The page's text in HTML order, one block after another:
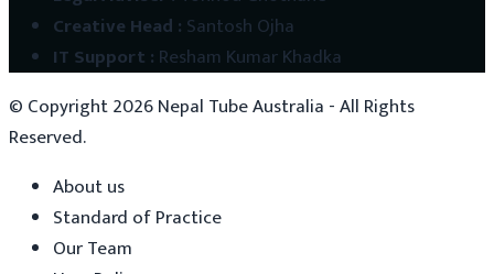
Creative Head : Santosh Ojha
IT Support : Resham Kumar Khadka
© Copyright2026Nepal Tube Australia - All Rights
Reserved.
About us
Standard of Practice
Our Team